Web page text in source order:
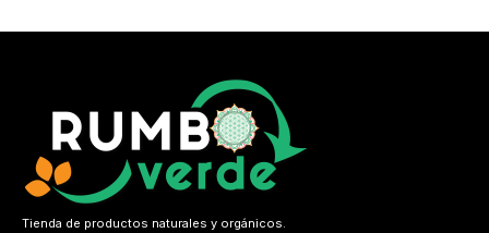
Tienda de productos naturales y orgánicos.